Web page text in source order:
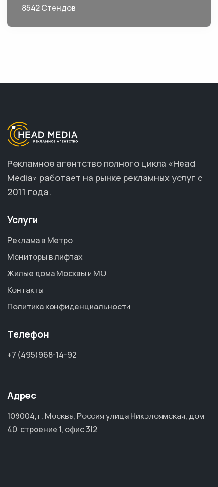
8542 Стендов
Рекламное агентство полного цикла «Head
Media» работает на рынке рекламных услуг с
2011 года.
Услуги
Реклама в Метро
Мониторы в лифтах
Жилые дома Москвы и МО
Контакты
Политика конфиденциальности
Телефон
+7 (495)968-14-92
Адрес
109004, г. Москва, Россия улица Николоямская, дом
40, строение 1, офис 312